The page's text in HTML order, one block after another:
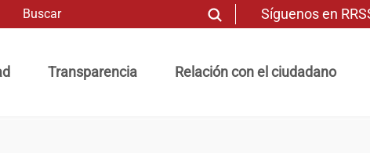
Síguenos en
Transparencia Relación con el ciudadano